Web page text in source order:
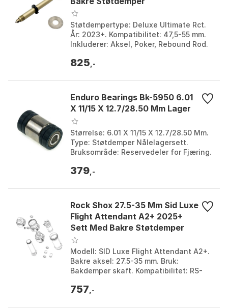
Støtdempertype: Deluxe Ultimate Rct.
År: 2023+. Kompatibilitet: 47,5-55 mm.
Inkluderer: Aksel, Poker, Rebound Rod.
825 ,-
Enduro Bearings Bk-5950 6.01
X 11/15 X 12.7/28.50 Mm Lager
Størrelse: 6.01 X 11/15 X 12.7/28.50 Mm.
Type: Støtdemper Nålelagersett.
Bruksområde: Reservedeler for Fjæring.
Størrelse...
379 ,-
Rock Shox 27.5-35 Mm Sid Luxe
Flight Attendant A2+ 2025+
Sett Med Bakre Støtdemper
Modell: SID Luxe Flight Attendant A2+.
Bakre aksel: 27.5-35 mm. Bruk:
Bakdemper skaft. Kompatibilitet: RS-
Størrelse: One Size.
757 ,-